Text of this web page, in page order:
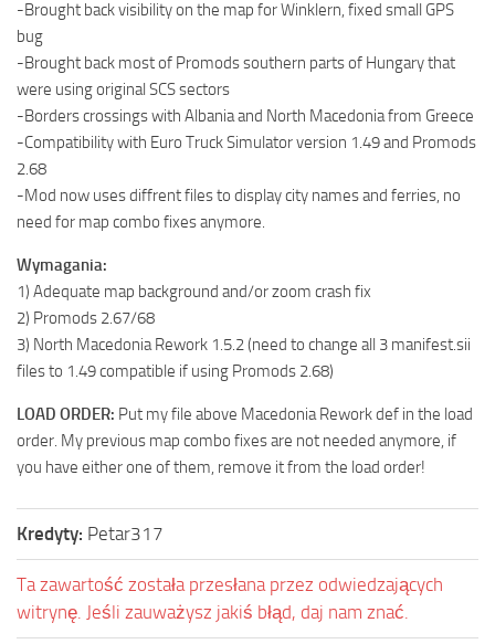
-Brought back visibility on the map for Winklern, fixed small GPS
bug
-Brought back most of Promods southern parts of Hungary that
were using original SCS sectors
-Borders crossings with Albania and North Macedonia from Greece
-Compatibility with Euro Truck Simulator version 1.49 and Promods
2.68
-Mod now uses diffrent files to display city names and ferries, no
need for map combo fixes anymore.
Wymagania:
1) Adequate map background and/or zoom crash fix
2) Promods 2.67/68
3) North Macedonia Rework 1.5.2 (need to change all 3 manifest.sii
files to 1.49 compatible if using Promods 2.68)
LOAD ORDER: Put my file above Macedonia Rework def in the load
order. My previous map combo fixes are not needed anymore, if
you have either one of them, remove it from the load order!
Kredyty: Petar317
Ta zawartość została przesłana przez odwiedzających
witrynę. Jeśli zauważysz jakiś błąd, daj nam znać.